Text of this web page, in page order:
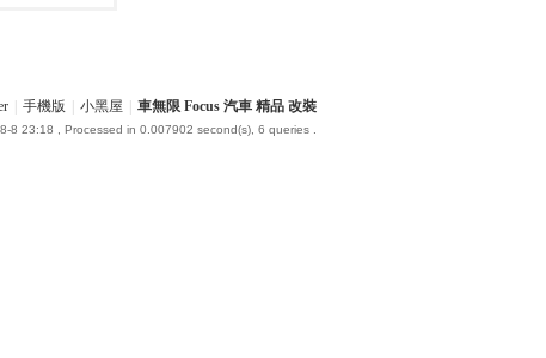
手機版 小黑屋 車無限 Focus 汽車 精品 改裝
8 23:18 , Processed in 0.007902 second(s), 6 queries .